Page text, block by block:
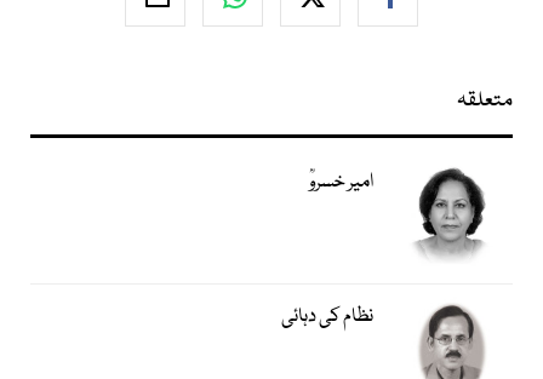
متعلقہ
امیر خسروؒ
نظام کی دہائی